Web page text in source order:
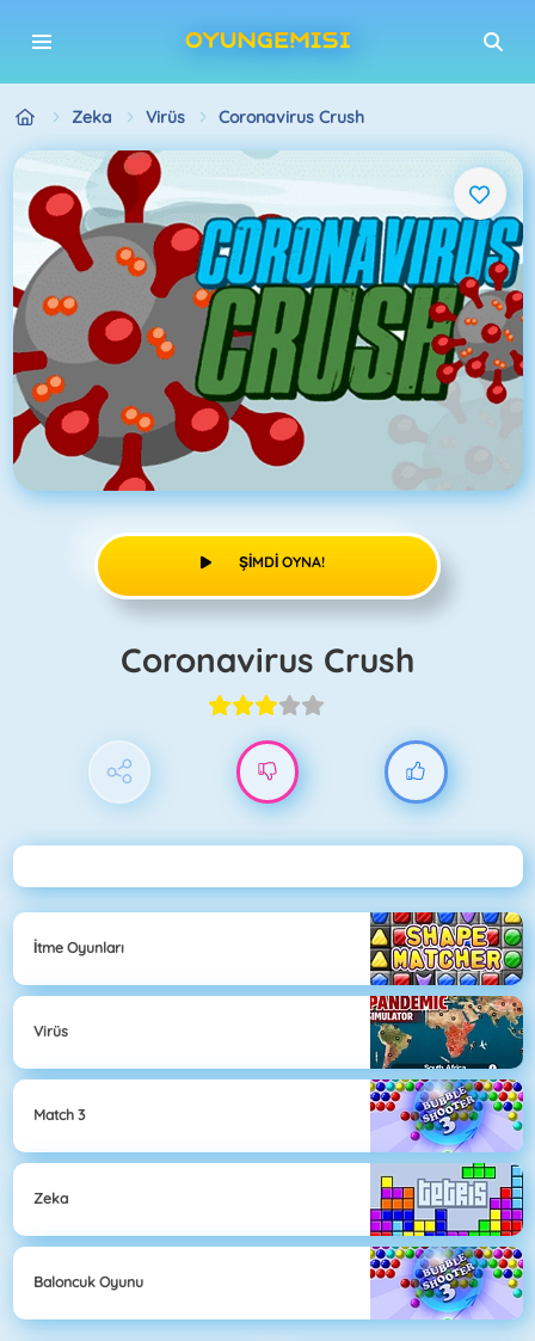
Zeka Virüs Coronavirus Crush
ŞIMDI OYNA!
Coronavirus Crush
İtme Oyunları
Virüs
Match 3
Zeka
Baloncuk Oyunu